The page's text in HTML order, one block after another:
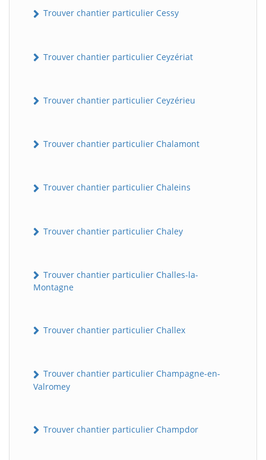
Trouver chantier particulier Cessy
Trouver chantier particulier Ceyzériat
Trouver chantier particulier Ceyzérieu
Trouver chantier particulier Chalamont
Trouver chantier particulier Chaleins
Trouver chantier particulier Chaley
Trouver chantier particulier Challes-la-
Montagne
Trouver chantier particulier Challex
Trouver chantier particulier Champagne-en-
Valromey
Trouver chantier particulier Champdor